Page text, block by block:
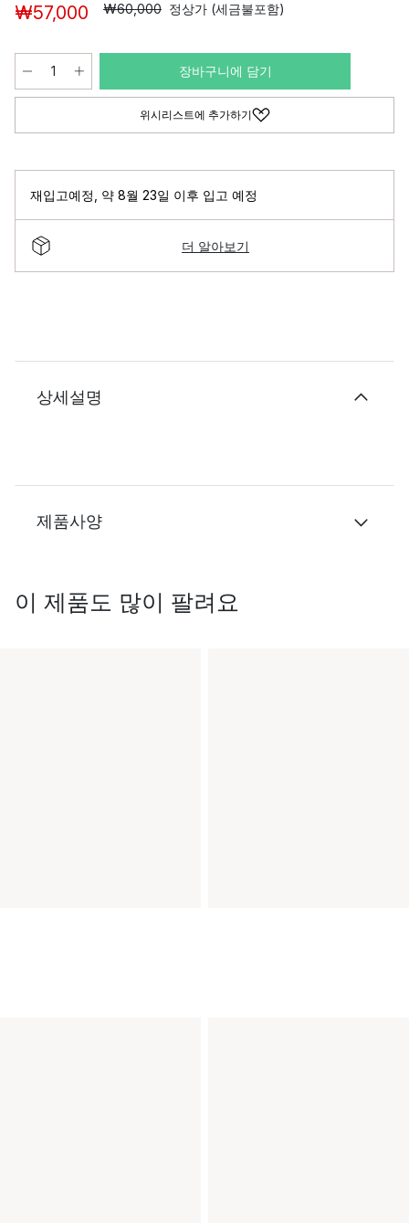
₩57,000 ₩60,000 정상가 (세금불포함)
장바구니에 담기
위시리스트에 추가하기
재입고예정 약 8월 23일 이후 입고 예정
더 알아보기
상세설명
제품사양
이 제품도 많이 팔려요